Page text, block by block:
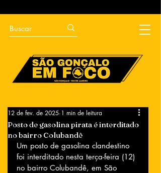
Posto de gasolina pirata é interditado
no bairro Colubandê
12 de fev. de 2025 1 min de leitura
Um posto de gasolina clandestino
foi interditado nesta terça-feira (12)
no bairro Colubandê, em São